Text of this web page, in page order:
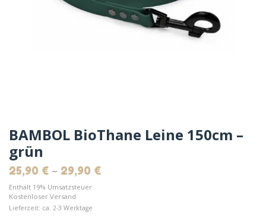
BAMBOL BioThane Leine 150cm –
grün
25,90 € – 29,90 €
Enthält 19% Umsatzsteuer
Kostenloser Versand
Lieferzeit: ca. 2-3 Werktage